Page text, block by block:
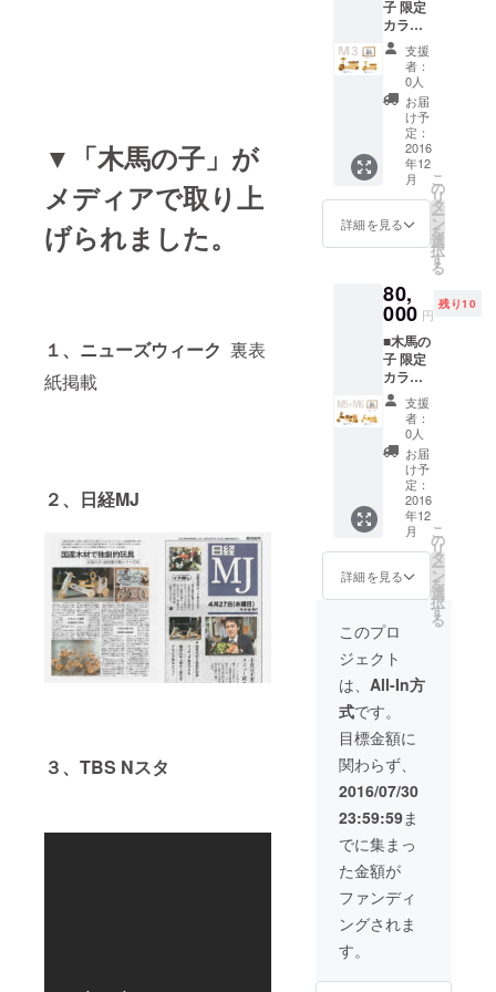
▼「木馬の子」が
メディアで取り上
げられました。
１、ニューズウィーク 裏表
紙掲載
２、日経MJ
３、TBS Nスタ
スを行
いま
す。
につい
て」を
ご覧く
ださ
い。限
定カ
ラー
バー
ジョン
M1~M6
は工場
オリジ
ナルワ
べて同
様のリ
ターン
サービ
スを行
いま
す。
ご希望
の場合
でも、
特別価
格でご
提供い
たしま
す。 ※
サービ
スの内
容は 限
定カ
ラー
たは本
文下部
の「リ
ターン
につい
て」を
ご覧く
ださ
い。限
定カ
ラー
バー
ジョン
M1~M6
は工場
オリジ
ナルワ
等、す
べて同
様のリ
ターン
スを行
いま
す。
バーと
作者の
手書き
サイン
入りプ
レート
付きで
す。開
発中に
描かれ
たス
ケッチ
も額装
ます。
※尚、現
ラーを
ご希望
の場合
でも、
特別価
格でご
提供い
たしま
す。 ※
サービ
スの内
容は 限
定カ
ラー
M6 、ま
文下部
の「リ
につい
て」を
ご覧く
ださ
い。限
ラー
バー
M1~M6
は工場
オリジ
等、す
子 限定
カラー
バー
ジョ
ン
M3S 本
プロ
ジェク
ト用に
作られ
た限定
カラー
バー
ジョン
提供い
たしま
す。制
作ロッ
トナン
バーと
作者の
手書き
サイン
入りプ
レート
付きで
す。開
発中に
描かれ
たス
ケッチ
呈させ
ます。
※尚、現
行カ
ラーを
ご希望
の場合
でも、
特別価
提供い
たしま
す。 ※
サービ
スの内
容は 限
定カ
ジョン
支援
者：
0人
お届
け予
定：
2016
年12
月
詳細を見る
こ
の
リ
タ
ー
ン
を
選
択
す
る
80,
000 円
残り10
■木馬の
子 限定
カラー
バー
ジョ
ン M5
Ｓ+Ｍ
ロジェ
クト用
に作ら
れた限
定カ
ラー
バー
を特別
価格で
提供い
たしま
す。制
作ロッ
トナン
バーと
作者の
手書き
サイン
入りプ
レート
付きで
す。開
発中に
描かれ
たス
して贈
支援
者：
0人
お届
け予
定：
2016
年12
月
詳細を見る
こ
の
リ
タ
ー
ン
を
選
択
す
る
このプロ
ジェクト
は、 All-In方
式です。
目標金額に
関わらず、
2016/07/30
23:59:59ま
でに集まっ
た金額が
ファンディ
ングされま
す。